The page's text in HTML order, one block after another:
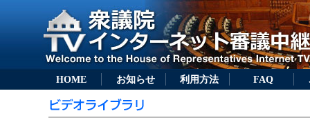
HOME お知らせ 利用方法 FAQ